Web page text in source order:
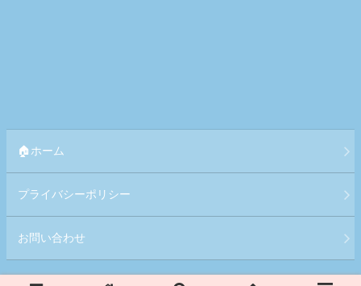
🏠ホーム
プライバシーポリシー
お問い合わせ